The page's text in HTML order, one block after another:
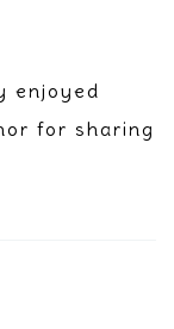
enjoyed
for sharing